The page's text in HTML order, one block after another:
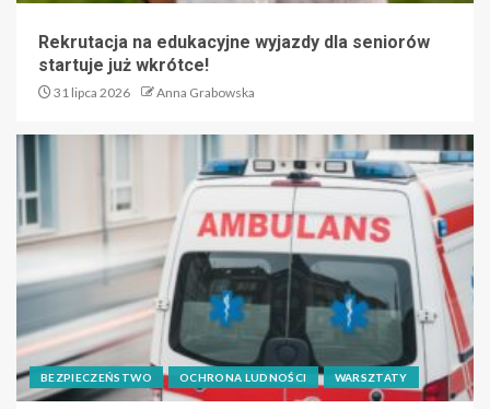
Rekrutacja na edukacyjne wyjazdy dla seniorów
startuje już wkrótce!
31 lipca 2026 Anna Grabowska
BEZPIECZEŃSTWO OCHRONA LUDNOŚCI WARSZTATY